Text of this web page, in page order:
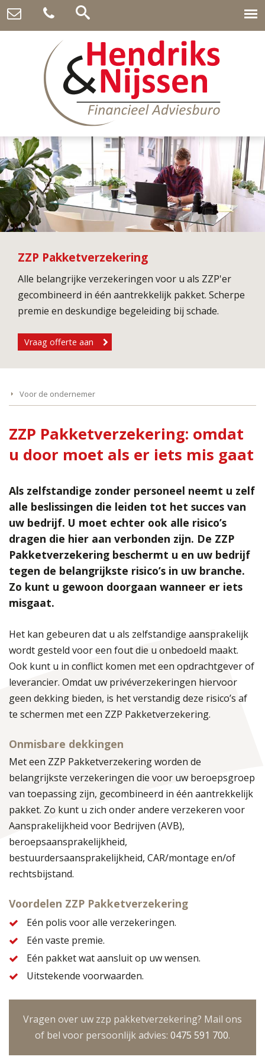
ZZP Pakketverzekering
Alle belangrijke verzekeringen voor u als ZZP'er
gecombineerd in één aantrekkelijk pakket. Scherpe
premie en deskundige begeleiding bij schade.
Vraag offerte aan
Voor de ondernemer
ZZP Pakketverzekering: omdat
u door moet als er iets mis gaat
Als zelfstandige zonder personeel neemt u zelf
alle beslissingen die leiden tot het succes van
uw bedrijf. U moet echter ook alle risico’s
dragen die hier aan verbonden zijn. De ZZP
Pakketverzekering beschermt u en uw bedrijf
tegen de belangrijkste risico’s in uw branche.
Zo kunt u gewoon doorgaan wanneer er iets
misgaat.
Het kan gebeuren dat u als zelfstandige aansprakelijk
wordt gesteld voor een fout die u onbedoeld maakt.
Ook kunt u in conflict komen met een opdrachtgever of
leverancier. Omdat uw privéverzekeringen hiervoor
geen dekking bieden, is het verstandig deze risico’s af
te schermen met een ZZP Pakketverzekering.
Onmisbare dekkingen
Met een ZZP Pakketverzekering worden de
belangrijkste verzekeringen die voor uw beroepsgroep
van toepassing zijn, gecombineerd in één aantrekkelijk
pakket. Zo kunt u zich onder andere verzekeren voor
Aansprakelijkheid voor Bedrijven (AVB),
beroepsaansprakelijkheid,
bestuurdersaansprakelijkheid, CAR/montage en/of
rechtsbijstand.
Voordelen ZZP Pakketverzekering
Eén polis voor alle verzekeringen.
Eén vaste premie.
Eén pakket wat aansluit op uw wensen.
Uitstekende voorwaarden.
Vragen over uw zzp pakketverzekering? Mail ons
of bel voor persoonlijk advies: 0475 591 700.